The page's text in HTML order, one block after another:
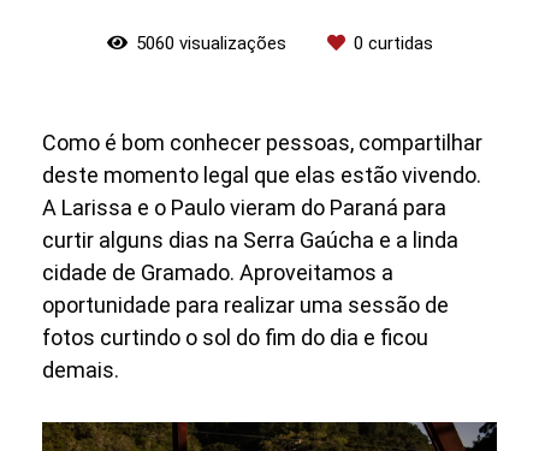
5060 visualizações 0 curtidas
Como é bom conhecer pessoas, compartilhar
deste momento legal que elas estão vivendo.
A Larissa e o Paulo vieram do Paraná para
curtir alguns dias na Serra Gaúcha e a linda
cidade de Gramado. Aproveitamos a
oportunidade para realizar uma sessão de
fotos curtindo o sol do fim do dia e ficou
demais.